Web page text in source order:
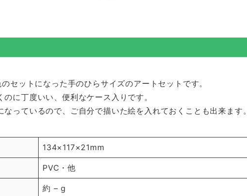
セットになった手のひらサイズのアートセットです。
に丁度いい、便利なケース入りです。
っているので、ご自分で描いた絵を入れておくことも出来ます。
134×117×21mm
PVC・他
約 – g